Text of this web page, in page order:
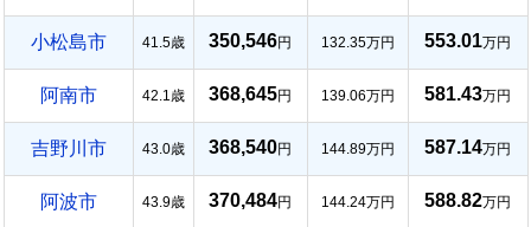
小松島市 41.5歳 350,546円 132.35万円 553.01万円
阿南市 42.1歳 368,645円 139.06万円 581.43万円
吉野川市 43.0歳 368,540円 144.89万円 587.14万円
阿波市 43.9歳 370,484円 144.24万円 588.82万円